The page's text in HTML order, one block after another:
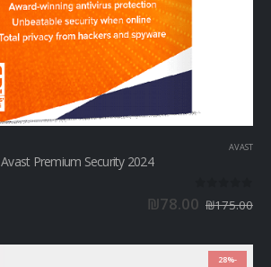
AVAST
Avast Premium Security 2024 - רישיון שנתי למחשב אחד
₪175.00
₪78.00
-28%